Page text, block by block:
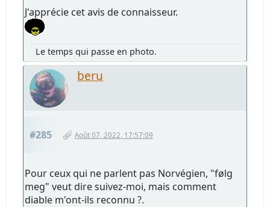
J'apprécie cet avis de connaisseur.
Le temps qui passe en photo.
beru
#285 Août 07, 2022, 17:57:09
Pour ceux qui ne parlent pas Norvégien, "følg
meg" veut dire suivez-moi, mais comment
diable m'ont-ils reconnu ?.